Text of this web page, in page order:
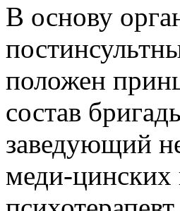
В основу
положен
состав
заведующий
меди-цинских